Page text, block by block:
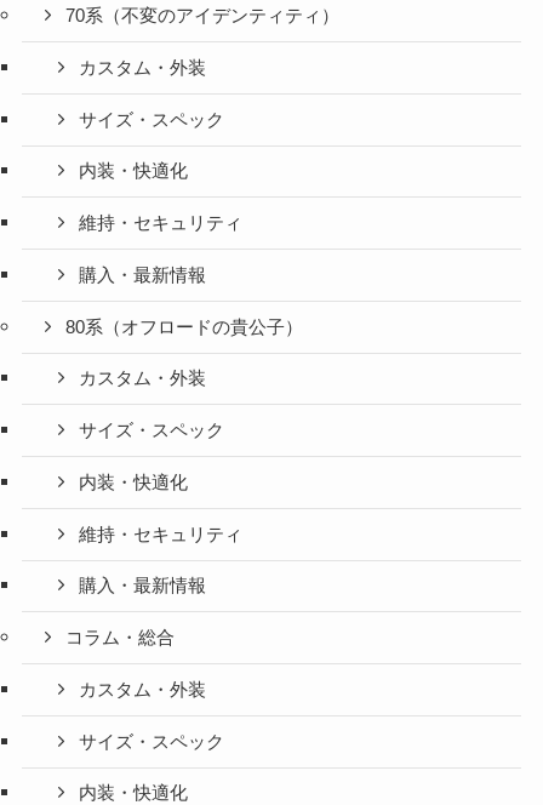
70系（不変のアイデンティティ）
カスタム・外装
サイズ・スペック
内装・快適化
維持・セキュリティ
購入・最新情報
80系（オフロードの貴公子）
カスタム・外装
サイズ・スペック
内装・快適化
維持・セキュリティ
購入・最新情報
コラム・総合
カスタム・外装
サイズ・スペック
内装・快適化